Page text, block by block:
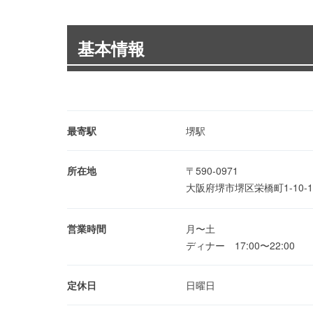
基本情報
最寄駅 堺駅
所在地
〒590-0971
大阪府堺市堺区栄橋町1-10-
営業時間
月〜土
ディナー 17:00〜22:00
定休日 日曜日